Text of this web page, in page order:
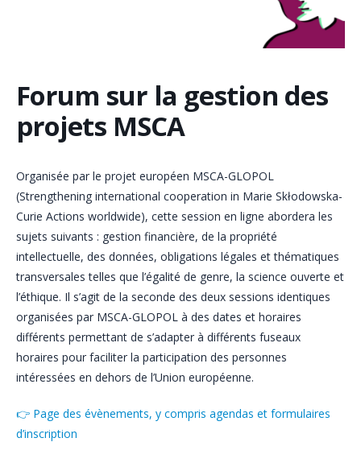
Forum sur la gestion des
projets MSCA
Organisée par le projet européen MSCA-GLOPOL
(Strengthening international cooperation in Marie Skłodowska-
Curie Actions worldwide), cette session en ligne abordera les
sujets suivants : gestion financière, de la propriété
intellectuelle, des données, obligations légales et thématiques
transversales telles que l’égalité de genre, la science ouverte et
l’éthique. Il s’agit de la seconde des deux sessions identiques
organisées par MSCA-GLOPOL à des dates et horaires
différents permettant de s’adapter à différents fuseaux
horaires pour faciliter la participation des personnes
intéressées en dehors de l’Union européenne.
👉 Page des évènements, y compris agendas et formulaires
d’inscription